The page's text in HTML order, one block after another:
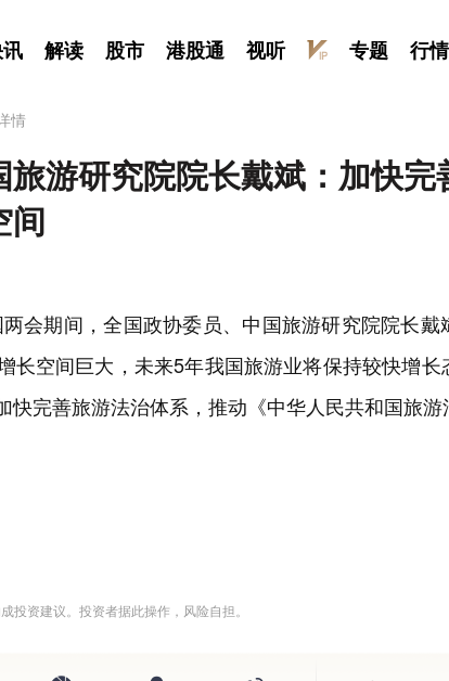
解读 股市 港股通 视听 专题 行情
情
游研究院院长戴斌：加快完
间
会期间，全国政协委员、中国旅游研究院院长戴
长空间巨大，未来5年我国旅游业将保持较快增长
快完善旅游法治体系，推动《中华人民共和国旅
投资建议。投资者据此操作，风险自担。